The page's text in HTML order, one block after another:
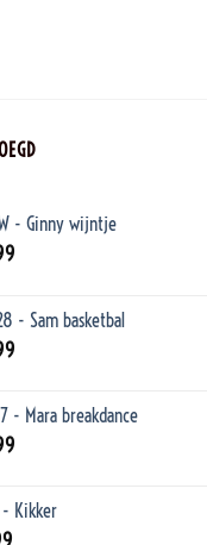
- Ginny wijntje
- Sam basketbal
- Mara breakdance
- Kikker